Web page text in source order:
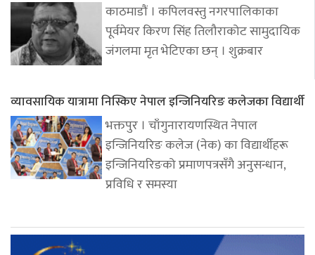
काठमाडौं । कपिलवस्तु नगरपालिकाका
पूर्वमेयर किरण सिंह तिलौराकोट सामुदायिक
जंगलमा मृत भेटिएका छन् । शुक्रबार
व्यावसायिक यात्रामा निस्किए नेपाल इन्जिनियरिङ कलेजका विद्यार्थी
भक्तपुर । चाँगुनारायणस्थित नेपाल
इन्जिनियरिङ कलेज (नेक) का विद्यार्थीहरू
इन्जिनियरिङको प्रमाणपत्रसँगै अनुसन्धान,
प्रविधि र समस्या